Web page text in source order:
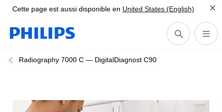
Cette page est aussi disponible en United States (English)
Radiography 7000 C — DigitalDiagnost C90